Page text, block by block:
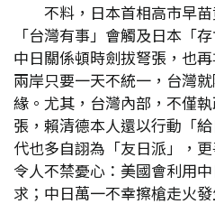
不料，日本首相高市早
「台灣有事」會觸及日本「
中日關係頓時劍拔弩張，也
兩岸只要一天不統一，台灣
緣。尤其，台灣內部，不僅
張，賴清德本人還以行動「
代也多自詡為「友日派」，
令人不禁憂心：美國會利用
求；中日萬一不幸擦槍走火